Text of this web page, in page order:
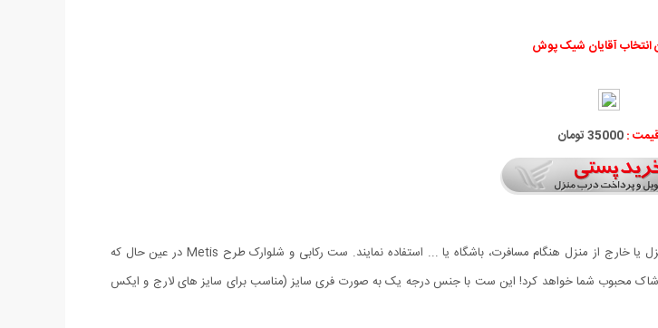
انتخاب آقایان شیک پوش
:35000 تومان
امروزه آقایان به دنبال لباس هایی راحت و در عین حال شیک و خوش استایل هستند که در منزل یا خارج از منزل هنگام مسافرت، باشگاه یا ... استفاده نمایند. ست رکابی و شلوارک طرح Metis در عین حال که
محبوب شما خواهد کرد! این ست با جنس درجه یک به صورت فری سایز (مناسب برای سایز های لارج و ایکس